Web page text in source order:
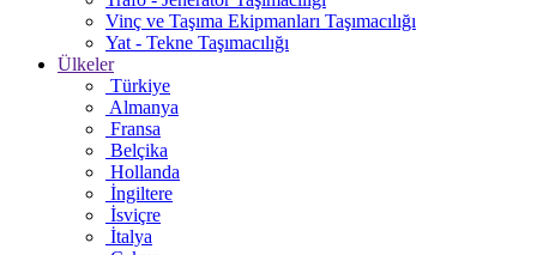
Vinç ve Taşıma Ekipmanları Taşımacılığı
Yat - Tekne Taşımacılığı
Ülkeler
Türkiye
Almanya
Fransa
Belçika
Hollanda
İngiltere
İsviçre
İtalya